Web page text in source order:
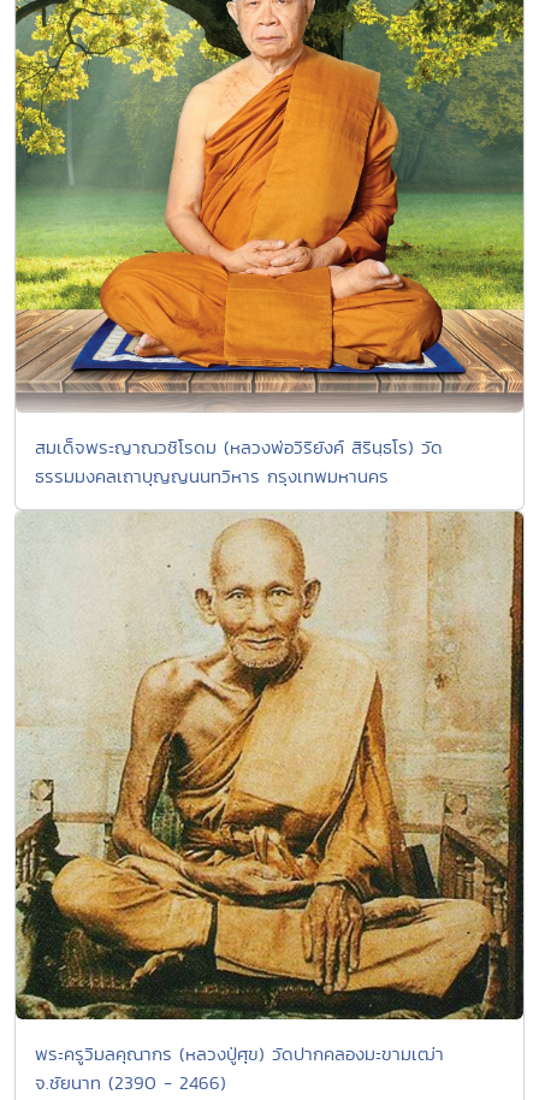
สมเด็จพระญาณวชิโรดม (หลวงพ่อวิริยังค์ สิรินฺธโร) วัด
ธรรมมงคลเถาบุญญนนทวิหาร กรุงเทพมหานคร
พระครูวิมลคุณากร (หลวงปู่ศุข) วัดปากคลองมะขามเฒ่า
จ.ชัยนาท (2390 - 2466)